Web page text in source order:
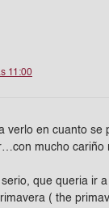
11:00
verlo en cuanto
mucho
que queria ir
( the